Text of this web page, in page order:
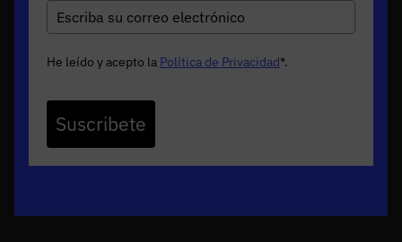
He leído y acepto la Política de Privacidad*.
Suscribete